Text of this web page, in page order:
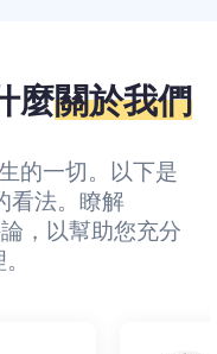
麼關於我們
的一切。以下是
法。瞭解
，以幫助您充分